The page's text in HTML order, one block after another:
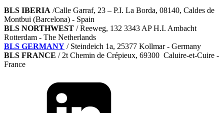
BLS IBERIA /Calle Garraf, 23 – P.I. La Borda, 08140, Caldes de
Montbui (Barcelona) - Spain
BLS NORTHWEST / Reeweg, 132 3343 AP H.I. Ambacht
Rotterdam - The Netherlands
BLS GERMANY / Steindeich 1a, 25377 Kollmar- Germany
BLS FRANCE / 2t Chemin de Crépieux, 69300 Caluire-et-Cuire -
France